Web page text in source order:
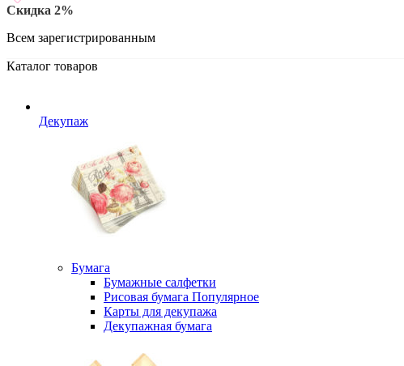
Скидка 2%
Всем зарегистрированным
Каталог товаров
Декупаж
Бумага
Бумажные салфетки
Рисовая бумага Популярное
Карты для декупажа
Декупажная бумага